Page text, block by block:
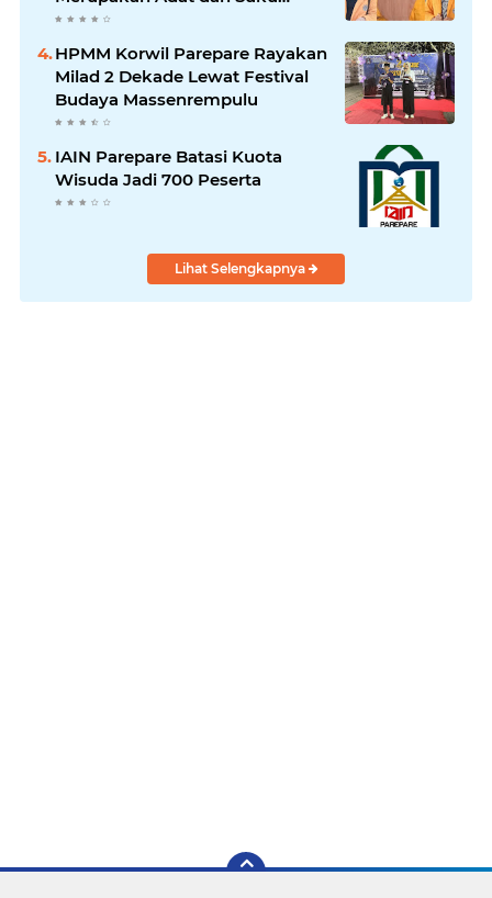
Bugis
HPMM Korwil Parepare Rayakan
Milad 2 Dekade Lewat Festival
Budaya Massenrempulu
IAIN Parepare Batasi Kuota
Wisuda Jadi 700 Peserta
Lihat Selengkapnya